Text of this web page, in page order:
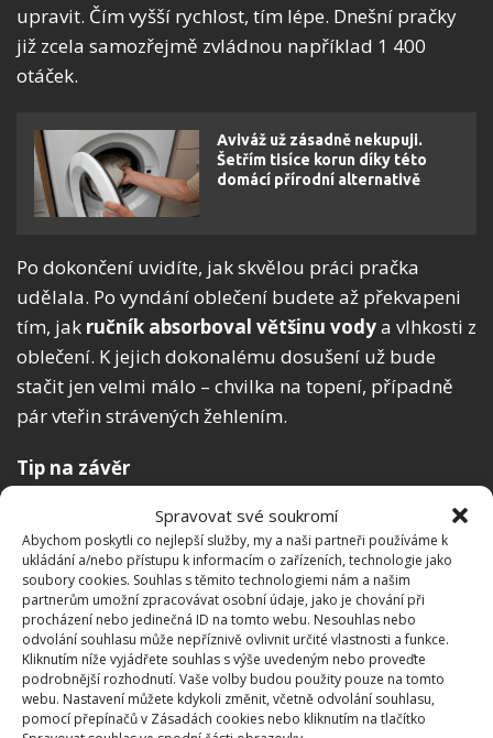
Spravovat své soukromí
Abychom poskytli co nejlepší služby, my a naši partneři používáme k
ukládání a/nebo přístupu k informacím o zařízeních, technologie jako
soubory cookies. Souhlas s těmito technologiemi nám a našim
partnerům umožní zpracovávat osobní údaje, jako je chování při
procházení nebo jedinečná ID na tomto webu. Nesouhlas nebo
odvolání souhlasu může nepříznivě ovlivnit určité vlastnosti a funkce.
Kliknutím níže vyjádřete souhlas s výše uvedeným nebo proveďte
podrobnější rozhodnutí. Vaše volby budou použity pouze na tomto
webu. Nastavení můžete kdykoli změnit, včetně odvolání souhlasu,
pomocí přepínačů v Zásadách cookies nebo kliknutím na tlačítko
upravit. Čím vyšší rychlost, tím lépe. Dnešní pračky
již zcela samozřejmě zvládnou například 1 400
otáček.
Aviváž už zásadně nekupuji.
Šetřím tisíce korun díky této
domácí přírodní alternativě
Po dokončení uvidíte, jak skvělou práci pračka
udělala. Po vyndání oblečení budete až překvapeni
tím, jak ručník absorboval většinu vodya vlhkosti z
oblečení. K jejich dokonalému dosušení už bude
stačit jen velmi málo – chvilka na topení, případně
pár vteřin strávených žehlením.
Tip na závěr
Tato metoda je tím účinnější, čím savější ručník
použijete do bubnu s oblečením. Je také důležité,
aby měl větší povrch než vysušované prádlo, jak
uvádí i web ProŽeny.